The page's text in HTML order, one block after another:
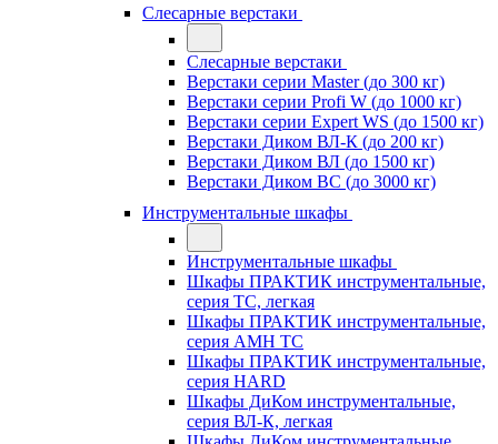
Слесарные верстаки
Слесарные верстаки
Верстаки серии Master (до 300 кг)
Верстаки серии Profi W (до 1000 кг)
Верстаки серии Expert WS (до 1500 кг)
Верстаки Диком ВЛ-К (до 200 кг)
Верстаки Диком ВЛ (до 1500 кг)
Верстаки Диком ВС (до 3000 кг)
Инструментальные шкафы
Инструментальные шкафы
Шкафы ПРАКТИК инструментальные,
серия TC, легкая
Шкафы ПРАКТИК инструментальные,
серия AMH TC
Шкафы ПРАКТИК инструментальные,
серия HARD
Шкафы ДиКом инструментальные,
cерия ВЛ-К, легкая